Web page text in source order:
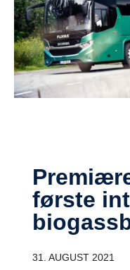
Premiære på den
første
31. AUGUST 2021